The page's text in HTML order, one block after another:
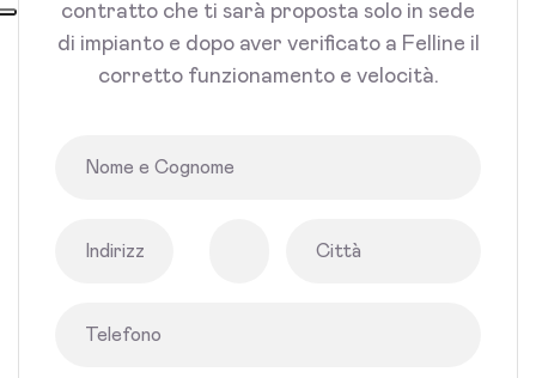
contratto che ti sarà proposta solo in sede
di impianto e dopo aver verificato a Felline il
corretto funzionamento e velocità.